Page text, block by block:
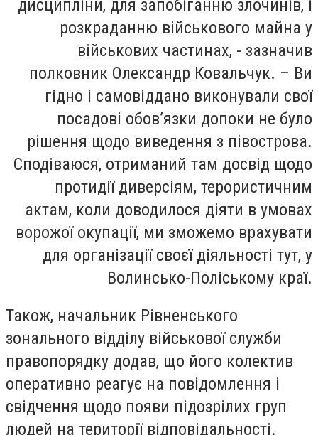
дисципліни, для запобіганню злочинів, і
розкраданню військового майна у
військових частинах, - зазначив
полковник Олександр Ковальчук. – Ви
гідно і самовіддано виконували свої
посадові обов’язки допоки не було
рішення щодо виведення з півострова.
Сподіваюся, отриманий там досвід щодо
протидії диверсіям, терористичним
актам, коли доводилося діяти в умовах
ворожої окупації, ми зможемо врахувати
для організації своєї діяльності тут, у
Волинсько-Поліському краї.
Також, начальник Рівненського
зонального відділу військової служби
правопорядку додав, що його колектив
оперативно реагує на повідомлення і
свідчення щодо появи підозрілих груп
людей на території відповідальності.